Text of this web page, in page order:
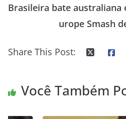
Brasileira bate australiana
urope Smash
Share This Post:
Você Também